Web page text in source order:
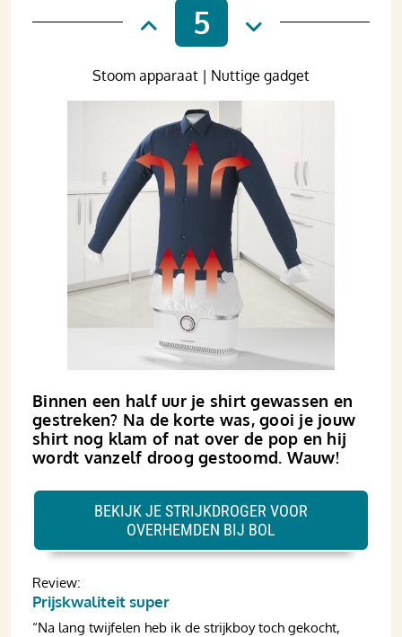
5
Binnen een half uur je shirt gewassen en
gestreken? Na de korte was, gooi je jouw
shirt nog klam of nat over de pop en hij
wordt vanzelf droog gestoomd. Wauw!
Stoom apparaat | Nuttige gadget
Review:
Prijskwaliteit super
“Na lang twijfelen heb ik de strijkboy toch gekocht,
BEKIJK JE STRIJKDROGER VOOR
OVERHEMDEN BIJ BOL